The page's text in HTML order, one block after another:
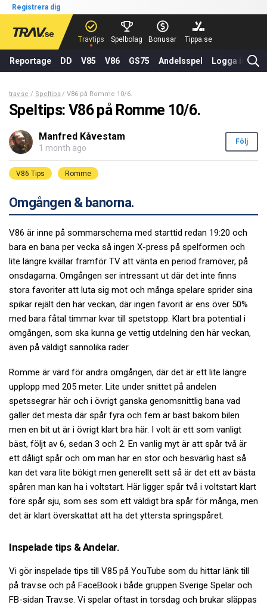
Registrera dig
Travtips Spelbolag Bonusar Tippa.se
Reportage DD V85 V86 GS75 Andelsspel Logga in
trav.se Speltips V86 på Romme 10/6.
Speltips: V86 på Romme 10/6.
Manfred Kåvestam
1 month ago
Följ
V86 Tips Romme
Omgången & banorna.
V86 är inne på sommarschema med starttid redan 19:20 och
bara en bana per vecka så ingen X-press på spelformen och
lite längre kvällar framför TV att vänta en period framöver, på
onsdagarna. Omgången ser intressant ut där det inte finns
stora favoriter att luta sig mot och många spelare sprider sina
spikar rejält den här veckan, där ingen favorit är ens över 50%
med bara fåtal timmar kvar till spetstopp. Klart bra potential i
omgången, som ska kunna ge vettig utdelning den här veckan,
även på väldigt sannolika rader.
Romme är värd för andra omgången, där det är ett lite längre
upplopp med 205 meter. Lite under snittet på andelen
spetssegrar här och i övrigt ganska genomsnittlig bana vad
gäller det mesta där spår fyra och fem är bäst bakom bilen
men en bit ut är i övrigt klart bra här. I volt är ett som vanligt
bäst, följt av 6, sedan 3 och 2. En vanlig myt är att spår två är
ett dåligt spår och om man har en stor och besvärlig häst så
kan det vara lite bökigt men generellt sett så är det ett av bästa
spåren man kan ha i voltstart. Här ligger spår två i voltstart klart
före spår sju, som ses som ett väldigt bra spår för många, men
det är klart överskattat att ha det yttersta springspåret.
Inspelade tips & Andelar.
Vi gör inspelade tips till V85 på YouTube som du hittar länk till
på trav.se och på FaceBook i både gruppen Sverige Spelar och
FB-sidan Trav.se. Vi spelar oftast in torsdag och brukar släppas